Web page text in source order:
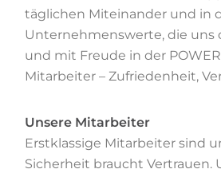
täglichen Miteinander und in
Unternehmenswerte, die uns
und mit Freude in der
Mitarbeiter – Zufriedenheit,
Unsere Mitarbeiter
Erstklassige Mitarbeiter sind
Sicherheit braucht Vertrauen.